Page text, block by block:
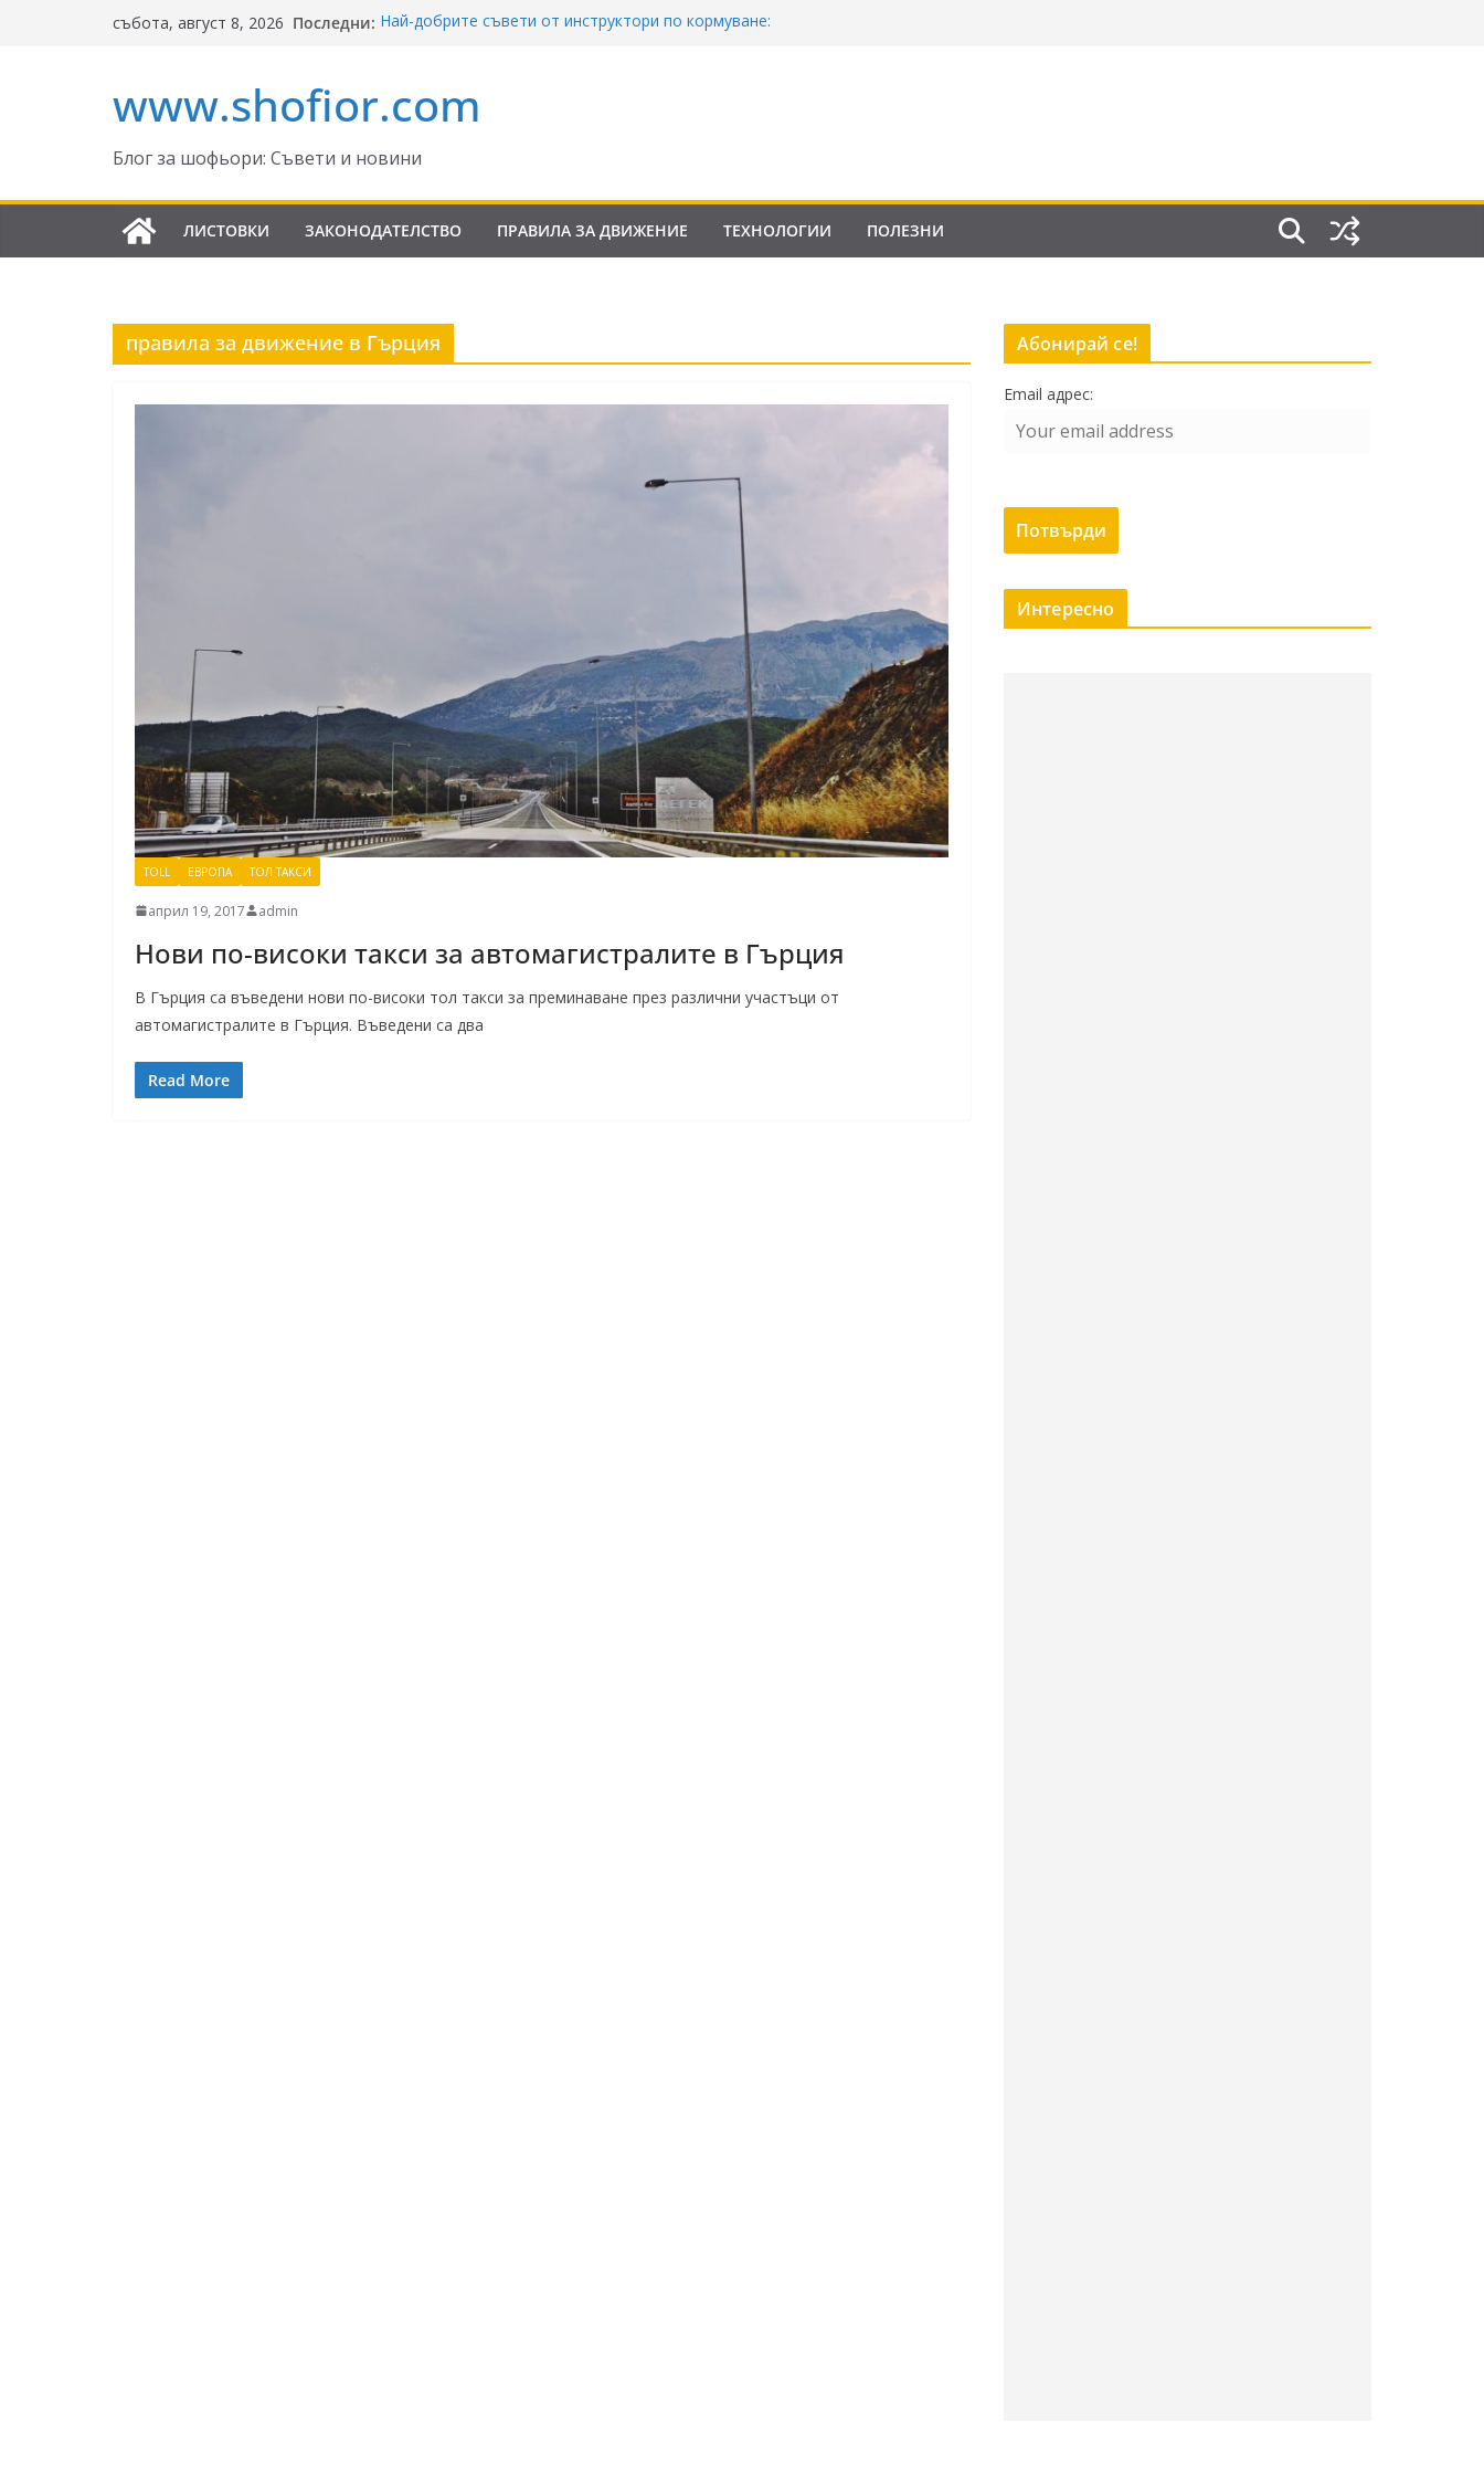
събота, август 8, 2026 Последни: Най-добрите съвети от инструктори по кормуване:
ВНИМАНИЕ: Франция криминализира високата
Отнемане на контролни точки – по колко и кога?
да знаят шофьорите?
www.shofior.com
Блог за шофьори: Съвети и новини
ЛИСТОВКИ ЗАКОНОДАТЕЛСТВО ПРАВИЛА ЗА ДВИЖЕНИЕ ТЕХНОЛОГИИ ПОЛЕЗНИ
правила за движение в Гърция
TOLL ЕВРОПА ТОЛ ТАКСИ
април 19, 2017 admin
Нови по-високи такси за автомагистралите в Гърция
В Гърция са въведени нови по-високи тол такси за преминаване през различни участъци от
автомагистралите в Гърция. Въведени са два
Read More
Абонирай се!
Email адрес:
Интересно